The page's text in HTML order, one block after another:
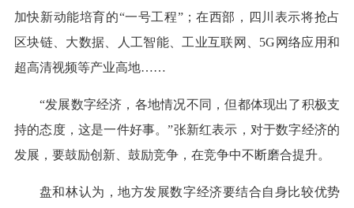
加快新动能培育的“一号工程”；在西部，四川表示将抢占
区块链、大数据、人工智能、工业互联网、5G网络应用和
超高清视频等产业高地……
“发展数字经济，各地情况不同，但都体现出了积极支
持的态度，这是一件好事。”张新红表示，对于数字经济的
发展，要鼓励创新、鼓励竞争，在竞争中不断磨合提升。
盘和林认为，地方发展数字经济要结合自身比较优势